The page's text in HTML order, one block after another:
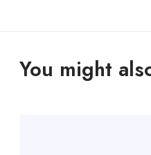
You might